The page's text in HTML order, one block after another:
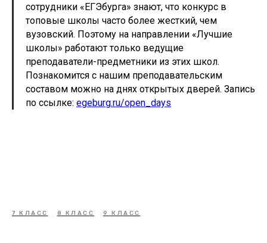
сотрудники «ЕГЭбурга» знают, что конкурс в
топовые школы часто более жесткий, чем
вузовский. Поэтому на направлении «Лучшие
школы» работают только ведущие
преподаватели-предметники из этих школ.
Познакомится с нашим преподавательским
составом можно на днях открытых дверей. Запись
по ссылке: egeburg.ru/open_days
7 КЛАСС 8 КЛАСС 9 КЛАСС